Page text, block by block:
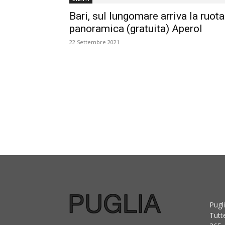
Bari, sul lungomare arriva la ruota
panoramica (gratuita) Aperol
22 Settembre 2021